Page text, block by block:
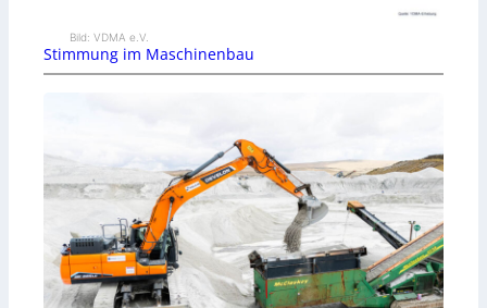
Bild: VDMA e.V.
Stimmung im Maschinenbau